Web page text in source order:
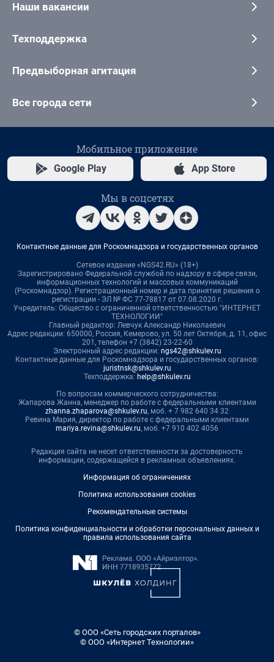
Наши вакансии
Техподдержка
Предвыборная агитация
Все города сети
Мобильное приложение
Google Play App Store
Мы в соцсетях
Контактные данные для Роскомнадзора и государственных органов
Сетевое издание «NGS42.RU» (18+)
Зарегистрировано Федеральной службой по надзору в сфере связи,
информационных технологий и массовых коммуникаций
(Роскомнадзор). Регистрационный номер и дата принятия решения о
регистрации - ЭЛ № ФС 77-78817 от 07.08.2020 г.
Учредитель: Общество с ограниченной ответственностью "ИНТЕРНЕТ
ТЕХНОЛОГИИ"
Главный редактор: Левчук Александр Николаевич
Адрес редакции: 650000, Россия, Кемерово, ул. 50 лет Октября, д. 11, офис
201, телефон +7 (3842) 23-22-60
Электронный адрес редакции: ngs42@shkulev.ru
Контактные данные для Роскомнадзора и государственных органов:
juristnsk@shkulev.ru
Техподдержка: help@shkulev.ru
По вопросам коммерческого сотрудничества:
Жапарова Жанна, менеджер по работе с федеральными клиентами
zhanna.zhaparova@shkulev.ru, моб. + 7 982 640 34 32
Ревина Мария, директор по работе с федеральными клиентами
mariya.revina@shkulev.ru, моб. +7 910 402 4056
Редакция сайта не несет ответственности за достоверность
информации, содержащейся в рекламных объявлениях.
Информация об ограничениях
Политика использования cookies
Рекомендательные системы
Политика конфиденциальности и обработки персональных данных и
правила использования сайта
© ООО «Сеть городских порталов»
© ООО «Интернет Технологии»